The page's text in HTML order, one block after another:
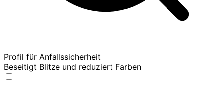
Profil für Anfallssicherheit
Beseitigt Blitze und reduziert Farben